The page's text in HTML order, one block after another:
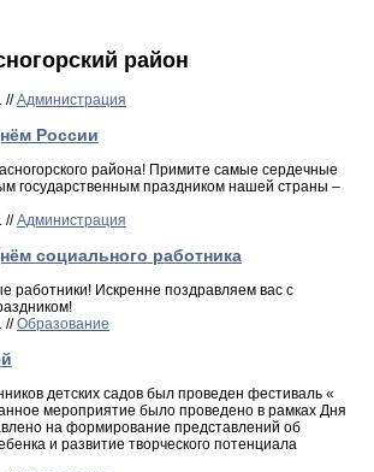
район
//Администрация
России
района! Примите самые сердечные
государственным праздником нашей страны –
//Администрация
социального работника
работники! Искренне поздравляем вас с
//Образование
детских садов был проведен фестиваль «
мероприятие было проведено в рамках Дня
на формирование представлений об
и развитие творческого потенциала